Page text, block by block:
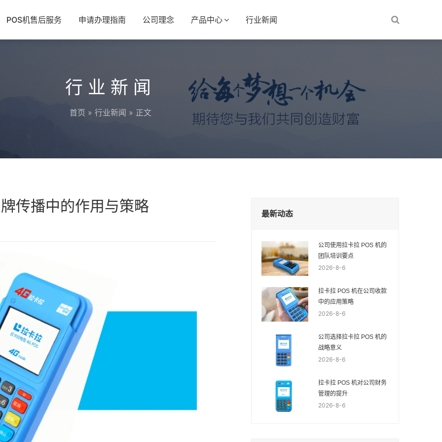
POS机售后服务 申请办理指南 公司理念 产品中心 行业新闻
行业新闻
首页 » 行业新闻 » 正文
传播中的作用与策略 最新动态
公司使用拉卡拉 POS 机的
团队培训要点
2026-8-6
拉卡拉 POS 机在公司收款
中的应用策略
2026-8-6
公司选择拉卡拉 POS 机的
战略意义
2026-8-6
拉卡拉 POS 机对公司财务
管理的提升
2026-8-6